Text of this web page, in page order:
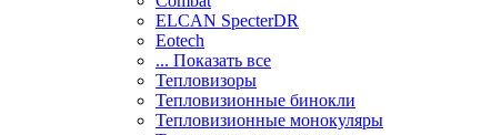
ELCAN SpecterDR
Eotech
... Показать все
Тепловизоры
Тепловизионные бинокли
Тепловизионные монокуляры